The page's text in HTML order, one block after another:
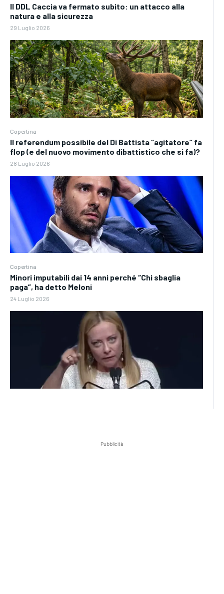
Il DDL Caccia va fermato subito: un attacco alla
natura e alla sicurezza
29 Luglio 2026
Copertina
Il referendum possibile del Di Battista “agitatore” fa
flop (e del nuovo movimento dibattistico che si fa)?
28 Luglio 2026
Copertina
Minori imputabili dai 14 anni perché “Chi sbaglia
paga”, ha detto Meloni
24 Luglio 2026
Pubblicità